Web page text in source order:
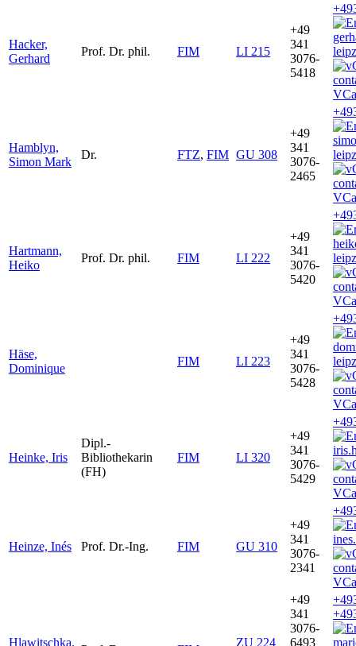
Hacker,
Gerhard
Prof. Dr. phil. FIM LI 215
+49
341
3076-
5418
Hamblyn,
Simon Mark
Dr. FTZ, FIM GU 308
+49
341
3076-
2465
Hartmann,
Heiko
Prof. Dr. phil. FIM LI 222
+49
341
3076-
5420
Häse,
Dominique
FIM LI 223
+49
341
3076-
5428
Heinke, Iris
Dipl.-
Bibliothekarin
(FH)
FIM LI 320
+49
341
3076-
5429
Heinze, Inés Prof. Dr.-Ing. FIM GU 310
+49
341
3076-
2341
Hlawitschka,
ZU 224
+49
341
3076-
6493